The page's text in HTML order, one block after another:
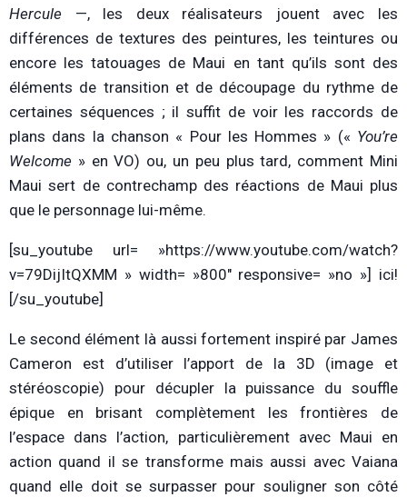
Hercule —, les deux réalisateurs jouent avec les
différences de textures des peintures, les teintures ou
encore les tatouages de Maui en tant qu’ils sont des
éléments de transition et de découpage du rythme de
certaines séquences ; il suffit de voir les raccords de
plans dans la chanson « Pour les Hommes » (« You’re
Welcome » en VO) ou, un peu plus tard, comment Mini
Maui sert de contrechamp des réactions de Maui plus
que le personnage lui-même.
[su_youtube url= »https://www.youtube.com/watch?
v=79DijItQXMM » width= »800″ responsive= »no »] ici!
[/su_youtube]
Le second élément là aussi fortement inspiré par James
Cameron est d’utiliser l’apport de la 3D (image et
stéréoscopie) pour décupler la puissance du souffle
épique en brisant complètement les frontières de
l’espace dans l’action, particulièrement avec Maui en
action quand il se transforme mais aussi avec Vaiana
quand elle doit se surpasser pour souligner son côté